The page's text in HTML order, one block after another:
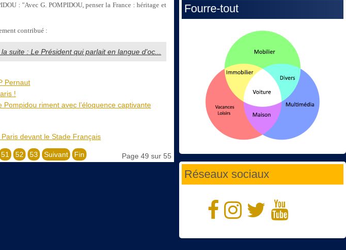
: "Avec G. POMPIDOU, penser la France : héritage et
contribué :
suite : Le Président qui parlait en langue d'oc...
Pernaut
!
riment avec l’éloquence captivante
devant le Stade Français
Page 49 sur 55
51 52 53 Suivant Fin
Fourre-tout
Réseaux sociaux